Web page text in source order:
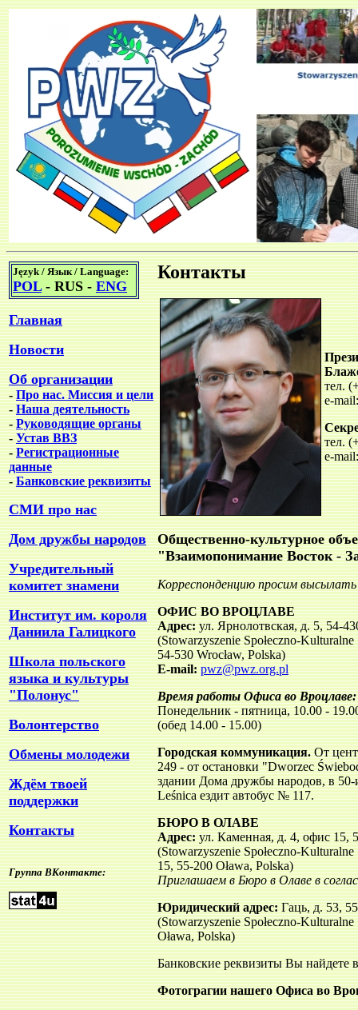
Język / Язык / Language:
POL- RUS - ENG
Главная
Новости
Об организации
-Про нас. Миссия и цели
-Наша деятельность
-Руководящие органы
-Устав ВВЗ
-Регистрационные
данные
-Банковские реквизиты
СМИ про нас
Дом дружбы народов
Учредительный
комитет знамени
Институт им. короля
Даниила Галицкого
Школа польского
языка и культуры
"Полонус"
Волонтерство
Обмены молодежи
Ждём твоей
поддержки
Контакты
Группа ВКонтакте:
Контакты
тел.
e-
тел.
e-mail:
Общественно-культурное
"Взаимопонимание Восток -
Корреспонденцию просим
ОФИС ВО ВРОЦЛАВЕ
Адрес:ул. Ярнолотвская, д. 5, 54-
(Stowarzyszenie Społeczno-
54-530 Wrocław, Polska)
E-mail:pwz@pwz.org.pl
Время работы Офиса во Вроцлаве:
Понедельник - пятница, 10.00 -
(обед 14.00 - 15.00)
Городская коммуникация.От
249 - от остановки "Dworzec
здании Дома дружбы народов, в 50-
Leśnica ездит автобус № 117.
БЮРО В ОЛАВЕ
Адрес:ул. Каменная, д. 4, офис 15,
(Stowarzyszenie Społeczno-
15, 55-200 Oława, Polska)
Приглашаем в Бюро в Олаве в
Юридический адрес:Гаць, д. 53,
(Stowarzyszenie Społeczno-
Oława, Polska)
Банковские реквизиты Вы найдете
Фотограгии нашего Офиса во